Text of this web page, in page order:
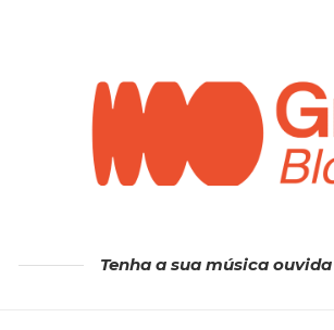
Tenha a sua música